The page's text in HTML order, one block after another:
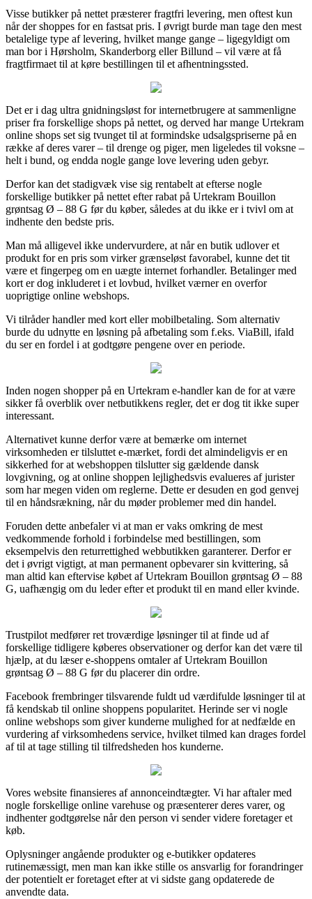
Visse butikker på nettet præsterer fragtfri levering, men oftest kun
når der shoppes for en fastsat pris. I øvrigt burde man tage den mest
betalelige type af levering, hvilket mange gange – ligegyldigt om
man bor i Hørsholm, Skanderborg eller Billund – vil være at få
fragtfirmaet til at køre bestillingen til et afhentningssted.
Det er i dag ultra gnidningsløst for internetbrugere at sammenligne
priser fra forskellige shops på nettet, og derved har mange Urtekram
online shops set sig tvunget til at formindske udsalgspriserne på en
række af deres varer – til drenge og piger, men ligeledes til voksne –
helt i bund, og endda nogle gange love levering uden gebyr.
Derfor kan det stadigvæk vise sig rentabelt at efterse nogle
forskellige butikker på nettet efter rabat på Urtekram Bouillon
grøntsag Ø – 88 G før du køber, således at du ikke er i tvivl om at
indhente den bedste pris.
Man må alligevel ikke undervurdere, at når en butik udlover et
produkt for en pris som virker grænseløst favorabel, kunne det tit
være et fingerpeg om en uægte internet forhandler. Betalinger med
kort er dog inkluderet i et lovbud, hvilket værner en overfor
uoprigtige online webshops.
Vi tilråder handler med kort eller mobilbetaling. Som alternativ
burde du udnytte en løsning på afbetaling som f.eks. ViaBill, ifald
du ser en fordel i at godtgøre pengene over en periode.
Inden nogen shopper på en Urtekram e-handler kan de for at være
sikker få overblik over netbutikkens regler, det er dog tit ikke super
interessant.
Alternativet kunne derfor være at bemærke om internet
virksomheden er tilsluttet e-mærket, fordi det almindeligvis er en
sikkerhed for at webshoppen tilslutter sig gældende dansk
lovgivning, og at online shoppen lejlighedsvis evalueres af jurister
som har megen viden om reglerne. Dette er desuden en god genvej
til en håndsrækning, når du møder problemer med din handel.
Foruden dette anbefaler vi at man er vaks omkring de mest
vedkommende forhold i forbindelse med bestillingen, som
eksempelvis den returrettighed webbutikken garanterer. Derfor er
det i øvrigt vigtigt, at man permanent opbevarer sin kvittering, så
man altid kan eftervise købet af Urtekram Bouillon grøntsag Ø – 88
G, uafhængig om du leder efter et produkt til en mand eller kvinde.
Trustpilot medfører ret troværdige løsninger til at finde ud af
forskellige tidligere køberes observationer og derfor kan det være til
hjælp, at du læser e-shoppens omtaler af Urtekram Bouillon
grøntsag Ø – 88 G før du placerer din ordre.
Facebook frembringer tilsvarende fuldt ud værdifulde løsninger til at
få kendskab til online shoppens popularitet. Herinde ser vi nogle
online webshops som giver kunderne mulighed for at nedfælde en
vurdering af virksomhedens service, hvilket tilmed kan drages fordel
af til at tage stilling til tilfredsheden hos kunderne.
Vores website finansieres af annonceindtægter. Vi har aftaler med
nogle forskellige online varehuse og præsenterer deres varer, og
indhenter godtgørelse når den person vi sender videre foretager et
køb.
Oplysninger angående produkter og e-butikker opdateres
rutinemæssigt, men man kan ikke stille os ansvarlig for forandringer
der potentielt er foretaget efter at vi sidste gang opdaterede de
anvendte data.